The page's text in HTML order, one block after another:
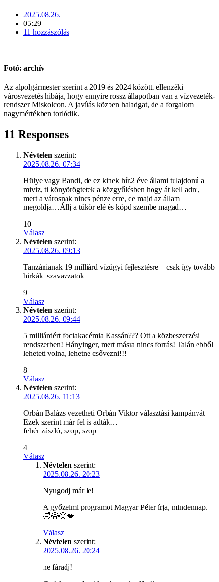
2025.08.26.
05:29
11 hozzászólás
Fotó: archív
Az alpolgármester szerint a 2019 és 2024 közötti ellenzéki
városvezetés hibája, hogy ennyire rossz állapotban van a vízvezeték-
rendszer Miskolcon. A javítás közben haladgat, de a forgalom
nagymértékben torlódik.
11 Responses
Névtelen szerint:
2025.08.26. 07:34
Hülye vagy Bandi, de ez kinek hír.2 éve állami tulajdonú a
miviz, ti könyörögtetek a közgyűlésben hogy át kell adni,
mert a városnak nincs pénze erre, de majd az állam
megoldja…Állj a tükör elé és köpd szembe magad…
10
Válasz
Névtelen szerint:
2025.08.26. 09:13
Tanzánianak 19 milliárd vízügyi fejlesztésre – csak így tovább
birkák, szavazzatok
9
Válasz
Névtelen szerint:
2025.08.26. 09:44
5 milliárdért fociakadémia Kassán??? Ott a közbeszerzési
rendszerben! Hányinger, mert másra nincs forrás! Talán ebből
lehetett volna, lehetne csővezni!!!
8
Válasz
Névtelen szerint:
2025.08.26. 11:13
Orbán Balázs vezetheti Orbán Viktor választási kampányát
Ezek szerint már fel is adták…
fehér zászló, szop, szop
4
Válasz
Névtelen szerint:
2025.08.26. 20:23
Nyugodj már le!
A győzelmi programot Magyar Péter írja, mindennap.
🤣😂😊💋
Válasz
Névtelen szerint:
2025.08.26. 20:24
ne fáradj!